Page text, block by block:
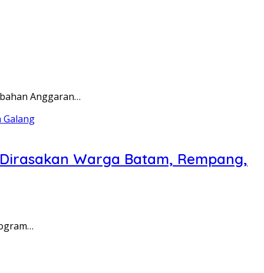
Anggaran…
Warga Batam, Rempang,